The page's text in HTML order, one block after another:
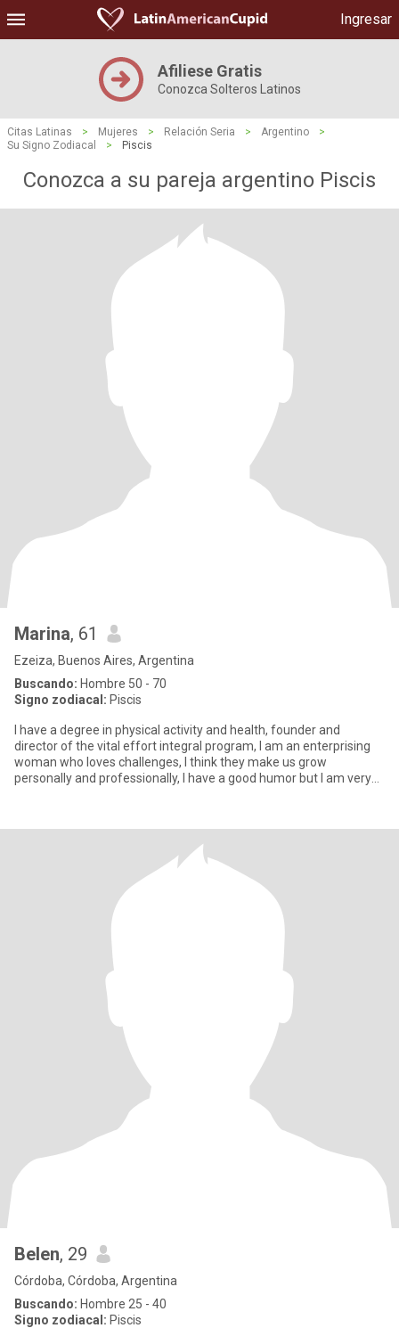
Ingresar
Afiliese Gratis
Conozca Solteros Latinos
Citas Latinas > Mujeres > Relación Seria > Argentino
>
Su Signo Zodiacal
> Piscis
Conozca a su pareja argentino Piscis
Marina, 61
Ezeiza, Buenos Aires, Argentina
Buscando: Hombre 50 - 70
Signo zodiacal: Piscis
I have a degree in physical activity and health, founder and
director of the vital effort integral program, I am an enterprising
woman who loves challenges, I think they make us grow
personally and professionally, I have a good humor but I am very
Belen, 29
Córdoba, Córdoba, Argentina
Buscando: Hombre 25 - 40
Signo zodiacal: Piscis